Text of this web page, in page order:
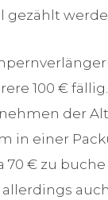
gezählt
100 €
der
in einer
70 € zu